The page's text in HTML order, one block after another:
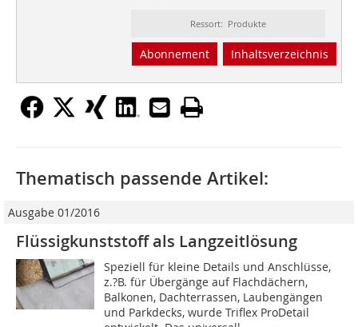
Ressort: Produkte
Abonnement Inhaltsverzeichnis
Thematisch passende Artikel:
Ausgabe 01/2016
Flüssigkunststoff als Langzeitlösung
Speziell für kleine Details und Anschlüsse,
z.?B. für Übergänge auf Flachdächern,
Balkonen, Dachterrassen, Laubengängen
und Parkdecks, wurde Triflex ProDetail